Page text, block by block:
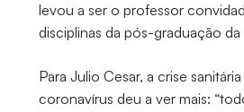
levou a ser o professor
disciplinas da pós-graduação da
Para Julio Cesar, a crise
coronavírus deu a ver mais: